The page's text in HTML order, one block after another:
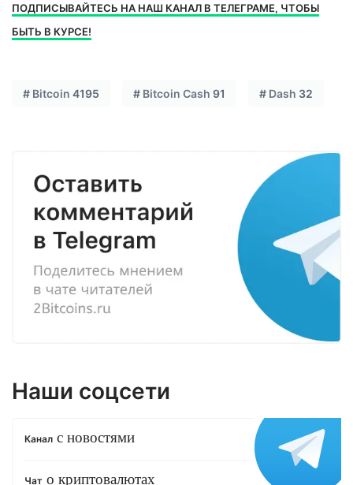
ПОДПИСЫВАЙТЕСЬ НА НАШ КАНАЛ В ТЕЛЕГРАМЕ, ЧТОБЫ
БЫТЬ В КУРСЕ!
# Bitcoin 4195 # Bitcoin Cash 91 # Dash 32
Наши соцсети
Канал с новостями
Чат о криптовалютах